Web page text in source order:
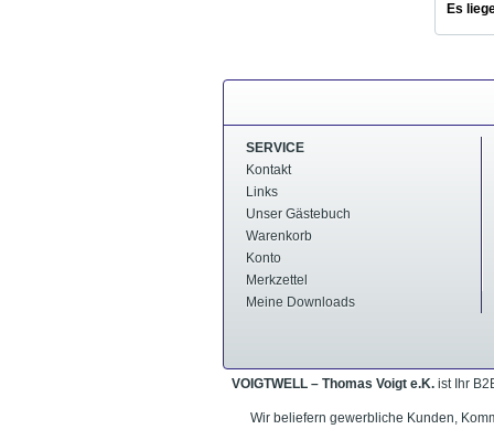
Es
SERVICE
Kontakt
Links
Unser Gästebuch
Warenkorb
Konto
Merkzettel
Meine Downloads
VOIGTWELL – Thomas Voigt e.K.ist Ihr
Wir beliefern gewerbliche Kunden,